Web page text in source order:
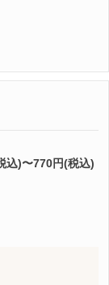
込)〜770円(税込)